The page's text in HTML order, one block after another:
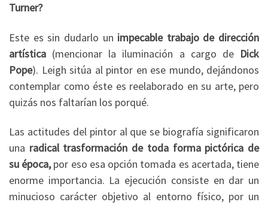
Turner?
Este es sin dudarlo un impecable trabajo de dirección
artística (mencionar la iluminación a cargo de Dick
Pope). Leigh sitúa al pintor en ese mundo, dejándonos
contemplar como éste es reelaborado en su arte, pero
quizás nos faltarían los porqué.
Las actitudes del pintor al que se biografía significaron
una radical trasformación de toda forma pictórica de
su época,por eso esa opción tomada es acertada, tiene
enorme importancia. La ejecución consiste en dar un
minucioso carácter objetivo al entorno físico, por un